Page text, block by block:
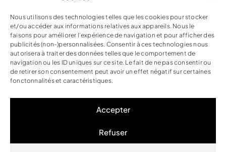
Nous utilisons des technologies telles que les cookies pour stocker
et/ou accéder aux informations relatives aux appareils. Nous le
faisons pour améliorer l’expérience de navigation et pour afficher des
publicités (non-)personnalisées. Consentir à ces technologies nous
autorisera à traiter des données telles que le comportement de
navigation ou les ID uniques sur ce site. Le fait de ne pas consentir ou
de retirer son consentement peut avoir un effet négatif sur certaines
fonctonnalités et caractéristiques.
Accepter
Refuser
Nous suivre
Mentions légales
FAQ